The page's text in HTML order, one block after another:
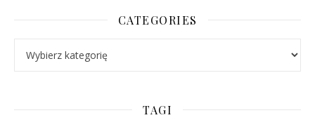
CATEGORIES
TAGI